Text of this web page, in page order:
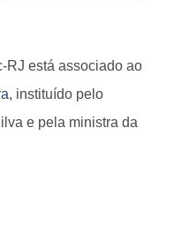
RJ está associado ao
, instituído pelo
e pela ministra da